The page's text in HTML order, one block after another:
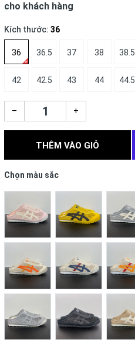
cho khách hàng
Kích thước: 36
36 36.5 37 38 38.5
42 42.5 43 44 44.5
– +
THÊM VÀO GIỎ
Chọn màu sắc